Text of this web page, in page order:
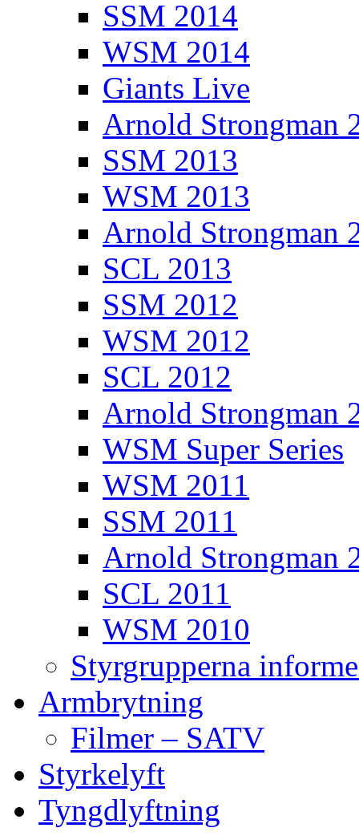
SSM 2014
WSM 2014
Giants Live
Arnold Strongman
SSM 2013
WSM 2013
Arnold Strongman
SCL 2013
SSM 2012
WSM 2012
SCL 2012
Arnold Strongman
WSM Super Series
WSM 2011
SSM 2011
Arnold Strongman
SCL 2011
WSM 2010
Styrgrupperna
Armbrytning
Filmer – SATV
Styrkelyft
Tyngdlyftning